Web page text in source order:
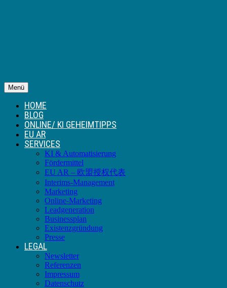
Menü
HOME
BLOG
ONLINE/ KI GEHEIMTIPPS
EU AR
SERVICES
KI & Automatisierung
Fördermittel
EU AR – 欧盟授权代表
Interims-Management
Marketing
Online-Marketing
Leadgeneration
Businessplan
Existenzgründung
Presse
LEGAL
Newsletter
Referenzen
Impressum
Datenschutz